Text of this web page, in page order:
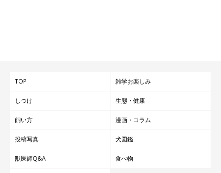
TOP 雑学お楽しみ
しつけ 生態・健康
飼い方 漫画・コラム
投稿写真 犬図鑑
獣医師Q&A 食べ物